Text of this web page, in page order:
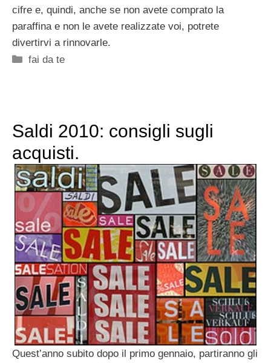
cifre e, quindi, anche se non avete comprato la
paraffina e non le avete realizzate voi, potrete
divertirvi a rinnovarle.
Categorie
fai da te
Saldi 2010: consigli sugli
acquisti.
Quest’anno subito dopo il primo gennaio, partiranno gli